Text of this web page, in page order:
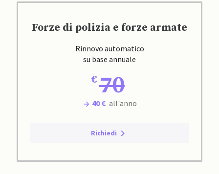
Forze di polizia e forze armate
Rinnovo automatico
su base annuale
70
40 € all'anno
Richiedi